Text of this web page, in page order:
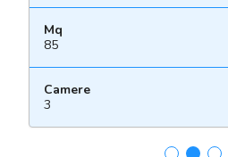
Mq
85
Camere
3